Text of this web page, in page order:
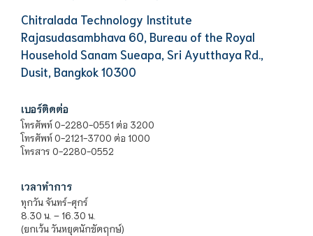
Chitralada Technology Institute
Rajasudasambhava 60, Bureau of the Royal
Household Sanam Sueapa, Sri Ayutthaya Rd.,
Dusit, Bangkok 10300
เบอร์ติดต่อ
โทรศัพท์ 0-2280-0551 ต่อ 3200
โทรศัพท์ 0-2121-3700 ต่อ 1000
โทรสาร 0-2280-0552
เวลาทำการ
ทุกวัน จันทร์-ศุกร์
8.30 น. – 16.30 น.
(ยกเว้น วันหยุดนักขัตฤกษ์)